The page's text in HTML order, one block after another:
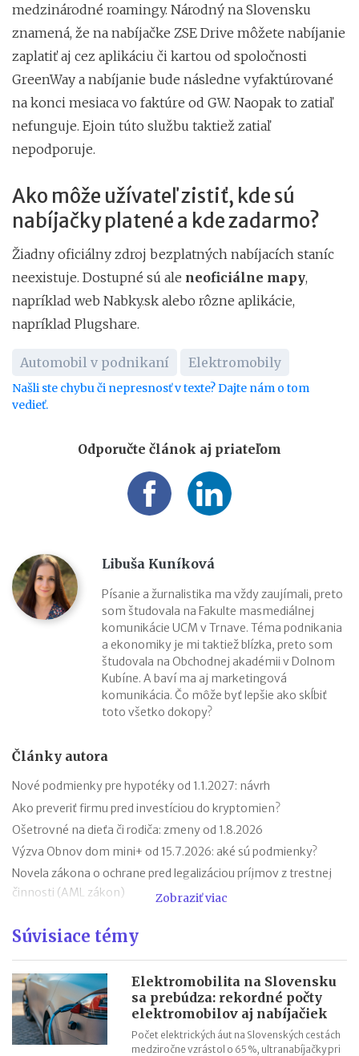
medzinárodné roamingy. Národný na Slovensku
znamená, že na nabíjačke ZSE Drive môžete nabíjanie
zaplatiť aj cez aplikáciu či kartou od spoločnosti
GreenWay a nabíjanie bude následne vyfaktúrované
na konci mesiaca vo faktúre od GW. Naopak to zatiaľ
nefunguje. Ejoin túto službu taktiež zatiaľ
nepodporuje.
Ako môže užívateľ zistiť, kde sú
nabíjačky platené a kde zadarmo?
Žiadny oficiálny zdroj bezplatných nabíjacích staníc
neexistuje. Dostupné sú ale neoficiálne mapy,
napríklad web Nabky.sk alebo rôzne aplikácie,
napríklad Plugshare.
Automobil v podnikaní Elektromobily
Našli ste chybu či nepresnosť v texte? Dajte nám o tom
vedieť.
Odporučte článok aj priateľom
Libuša Kuníková
Písanie a žurnalistika ma vždy zaujímali, preto
som študovala na Fakulte masmediálnej
komunikácie UCM v Trnave. Téma podnikania
a ekonomiky je mi taktiež blízka, preto som
študovala na Obchodnej akadémii v Dolnom
Kubíne. A baví ma aj marketingová
komunikácia. Čo môže byť lepšie ako skĺbiť
toto všetko dokopy?
Články autora
Nové podmienky pre hypotéky od 1.1.2027: návrh
Ako preveriť firmu pred investíciou do kryptomien?
Ošetrovné na dieťa či rodiča: zmeny od 1.8.2026
Výzva Obnov dom mini+ od 15.7.2026: aké sú podmienky?
Novela zákona o ochrane pred legalizáciou príjmov z trestnej
činnosti (AML zákon)
Sviatok sv. Cyrila a Metoda 2026 už bez zatvorených obchodov
Nabíjanie elektromobilu v zahraničí: roaming, aplikácie,
plánovanie cesty
ChatGPT, Gemini a ďalšie AI nástroje: daňové povinnosti pri
predplatnom
Zvýšenie pokút za priestupky od 15.7.2026
Zobraziť viac
Súvisiace témy
Elektromobilita na Slovensku
sa prebúdza: rekordné počty
elektromobilov aj nabíjačiek
Počet elektrických áut na Slovenských cestách
medziročne vzrástol o 65 %, ultranabíjačky pri